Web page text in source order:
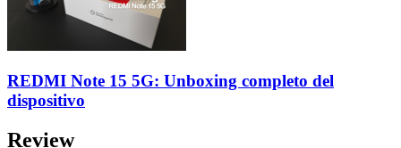
REDMI Note 15 5G: Unboxing completo del
dispositivo
Review